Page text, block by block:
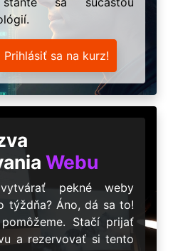
Prihlásiť sa na kurz!
Webu
pekné weby
týždňa? Áno, dá sa to!
Stačí prijať
a rezervovať si tento